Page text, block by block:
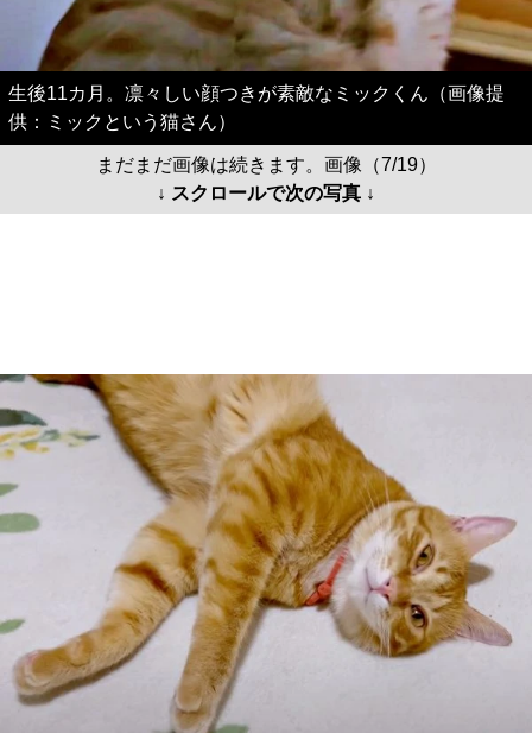
生後11カ月。凛々しい顔つきが素敵なミックくん（画像提
供：ミックという猫さん）
まだまだ画像は続きます。画像（7/19）
↓ スクロールで次の写真 ↓